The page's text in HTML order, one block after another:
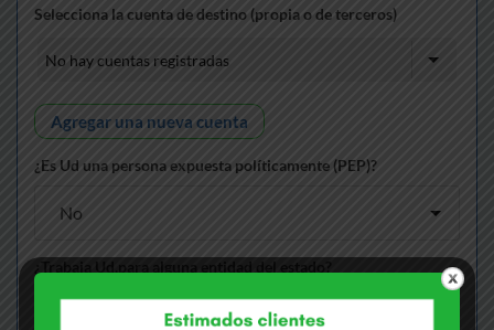
Selecciona la cuenta de destino (propia o de terceros)
Agregar una nueva cuenta
¿Es Ud una persona expuesta políticamente (PEP)?